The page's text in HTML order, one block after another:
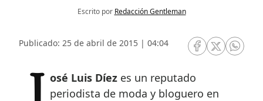
Escrito por Redacción Gentleman
Publicado: 25 de abril de 2015 | 04:04
RRSS Facebook
RRSSRRSS
José Luis Díez es un reputado
periodista de moda y bloguero en